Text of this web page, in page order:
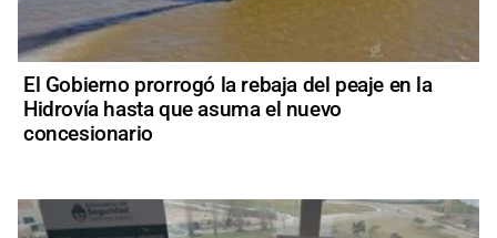
El Gobierno prorrogó la rebaja del peaje en la
Hidrovía hasta que asuma el nuevo
concesionario